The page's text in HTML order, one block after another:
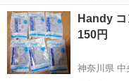
インセンティブ30万円★無
業績賞与＆昇給あり！軽自動車の製造業務！
動車メーカーである『ダイ...
大分 中津市
Handy
150円
神奈川県 中